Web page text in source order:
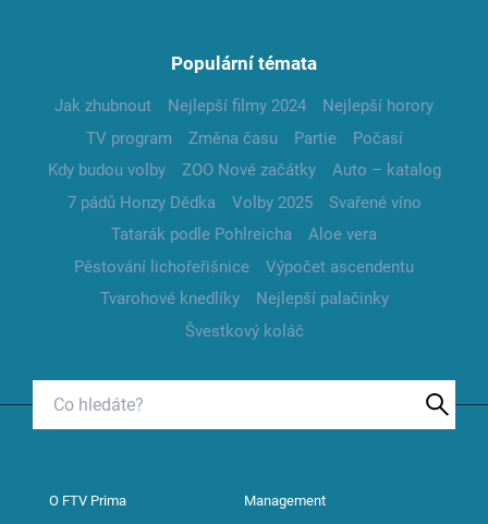
Populární témata
Jak zhubnout Nejlepší filmy 2024
Nejlepší horory
TV program
Změna času Partie
Počasí
Kdy budou volby
ZOO Nové začátky
Auto – katalog
7 pádů Honzy Dědka
Volby 2025
Svařené víno
Tatarák podle Pohlreicha
Aloe vera
Pěstování lichořeřišnice
Výpočet ascendentu
Tvarohové knedlíky
Nejlepší palačinky
Švestkový koláč
O FTV Prima Management